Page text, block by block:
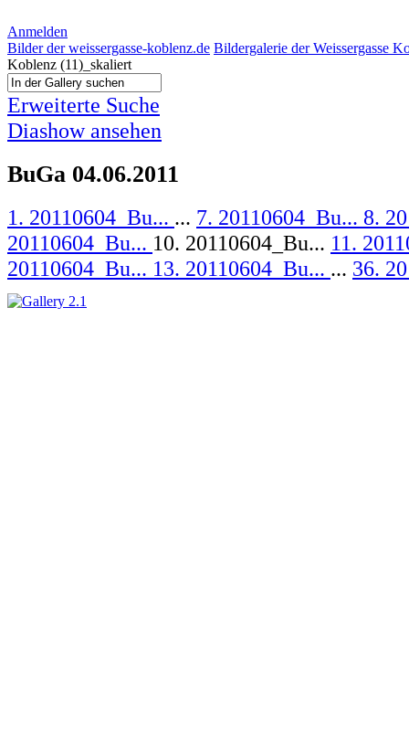
Anmelden
Bilder der weissergasse-koblenz.de Bildergalerie der Weissergasse
Koblenz (11)_skaliert
Erweiterte Suche
Diashow ansehen
BuGa 04.06.2011
1. 20110604_Bu... ... 7. 20110604_Bu... 8.
20110604_Bu... 10. 20110604_Bu... 11.
20110604_Bu... 13. 20110604_Bu... ... 36.